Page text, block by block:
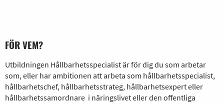
FÖR VEM?
Utbildningen Hållbarhetsspecialist är för dig du som arbetar
som, eller har ambitionen att arbeta som hållbarhetsspecialist,
hållbarhetschef, hållbarhetsstrateg, hållbarhetsexpert eller
hållbarhetssamordnare i näringslivet eller den offentliga